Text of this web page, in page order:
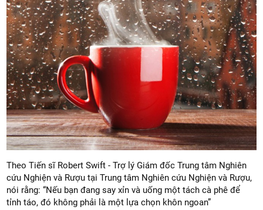
Theo Tiến sĩ Robert Swift - Trợ lý Giám đốc Trung tâm Nghiên
cứu Nghiện và Rượu tại Trung tâm Nghiên cứu Nghiện và Rượu,
nói rằng: “Nếu bạn đang say xỉn và uống một tách cà phê để
tỉnh táo, đó không phải là một lựa chọn khôn ngoan”